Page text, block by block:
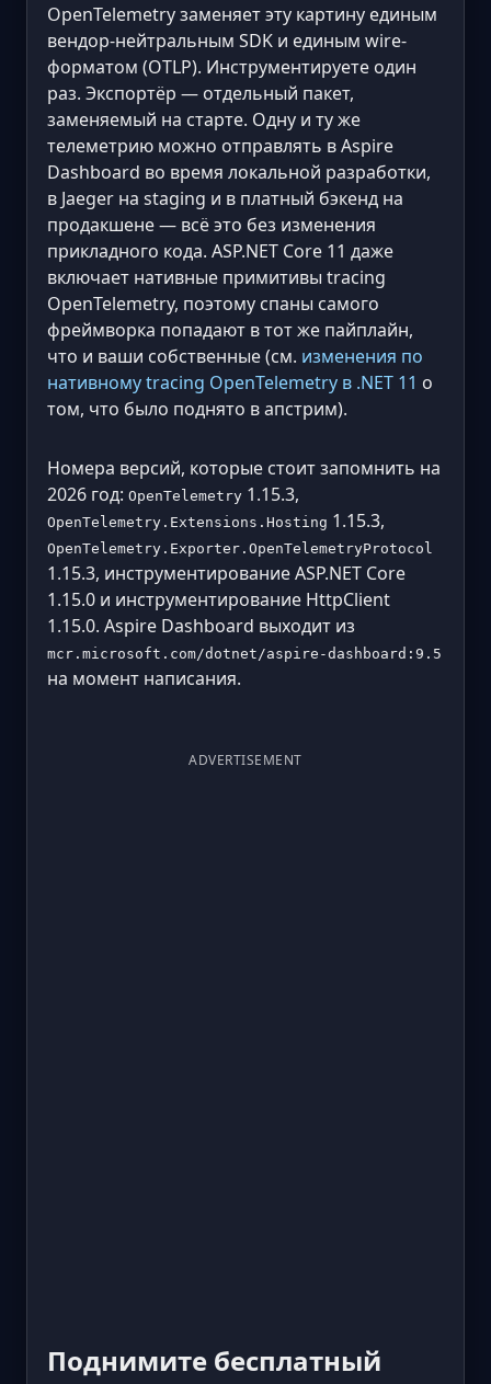
OpenTelemetry заменяет эту картину единым
вендор-нейтральным SDK и единым wire-
форматом (OTLP). Инструментируете один
раз. Экспортёр — отдельный пакет,
заменяемый на старте. Одну и ту же
телеметрию можно отправлять в Aspire
Dashboard во время локальной разработки,
в Jaeger на staging и в платный бэкенд на
продакшене — всё это без изменения
прикладного кода. ASP.NET Core 11 даже
включает нативные примитивы tracing
OpenTelemetry, поэтому спаны самого
фреймворка попадают в тот же пайплайн,
что и ваши собственные (см. изменения по
нативному tracing OpenTelemetry в .NET 11 о
том, что было поднято в апстрим).
Номера версий, которые стоит запомнить на
2026 год: OpenTelemetry 1.15.3,
OpenTelemetry.Extensions.Hosting 1.15.3,
OpenTelemetry.Exporter.OpenTelemetryProtocol
1.15.3, инструментирование ASP.NET Core
1.15.0 и инструментирование HttpClient
1.15.0. Aspire Dashboard выходит из
mcr.microsoft.com/dotnet/aspire-dashboard:9.5
на момент написания.
ADVERTISEMENT
Поднимите бесплатный